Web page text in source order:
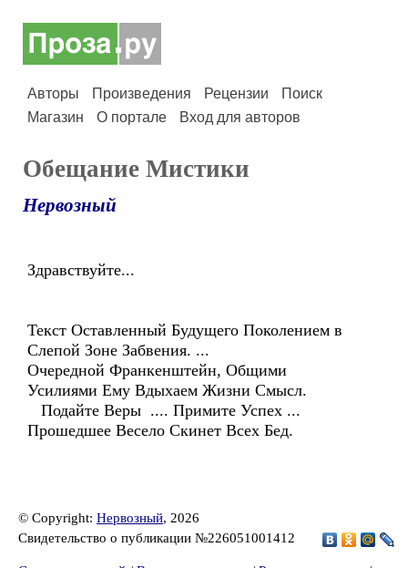
Авторы Произведения Рецензии
Поиск
Магазин
О портале Вход для авторов
Обещание Мистики
Нервозный
Здравствуйте...
Текст Оставленный Будущего Поколением в
Слепой Зоне Забвения. ...
Очередной Франкенштейн, Общими
Усилиями Ему Вдыхаем Жизни Смысл.
Подайте Веры .... Примите Успех ...
Прошедшее Весело Скинет Всех Бед.
© Copyright: Нервозный, 2026
Свидетельство о публикации №226051001412